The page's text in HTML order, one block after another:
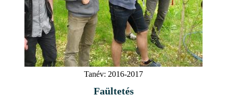
Tanév: 2016-2017
Faültetés